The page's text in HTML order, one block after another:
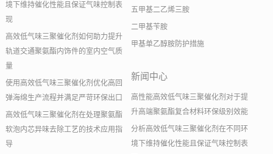
境下维持催化性能且保证气味控制表
现
高效低气味三聚催化剂如何助力提升
轨道交通聚氨酯内饰件的室内空气质
量
使用高效低气味三聚催化剂优化高回
弹海绵生产流程并满足严苛环保出口
高效低气味三聚催化剂在处理聚氨酯
软泡内芯异味去除工艺的技术应用指
导
五甲基二乙烯三胺
二甲基苄胺
甲基单乙醇胺防护措施
新闻中心
高性能高效低气味三聚催化剂对于提
升高端聚氨酯复合材料环保级别效能
分析高效低气味三聚催化剂在不同环
境下维持催化性能且保证气味控制表